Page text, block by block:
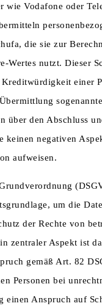
wie Vodafone oder
die sie zur
Wertes nutzt. Dieser
einer
über den Abschluss
keinen negativen
aufweisen.
um die
der Rechte von
zentraler Aspekt ist
gemäß Art. 82
Personen bei
einen Anspruch auf